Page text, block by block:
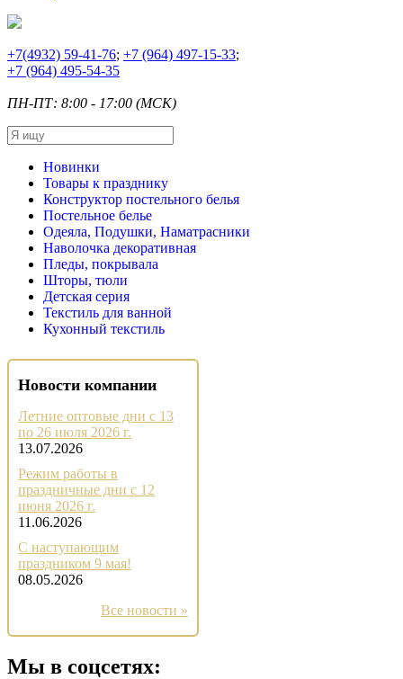
+7(4932) 59-41-76; +7 (964) 497-15-33;
+7 (964) 495-54-35
ПН-ПТ: 8:00 - 17:00 (МСК)
Новинки
Товары к празднику
Конструктор постельного белья
Постельное белье
Одеяла, Подушки, Наматрасники
Наволочка декоративная
Пледы, покрывала
Шторы, тюли
Детская серия
Текстиль для ванной
Кухонный текстиль
Новости компании
Летние оптовые дни с 13
по 26 июля 2026 г.
13.07.2026
Режим работы в
праздничные дни с 12
июня 2026 г.
11.06.2026
С наступающим
праздником 9 мая!
08.05.2026
Все новости »
Мы в соцсетях: